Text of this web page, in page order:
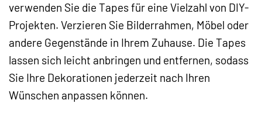
verwenden Sie die Tapes für eine Vielzahl von DIY-
Projekten. Verzieren Sie Bilderrahmen, Möbel oder
andere Gegenstände in Ihrem Zuhause. Die Tapes
lassen sich leicht anbringen und entfernen, sodass
Sie Ihre Dekorationen jederzeit nach Ihren
Wünschen anpassen können.